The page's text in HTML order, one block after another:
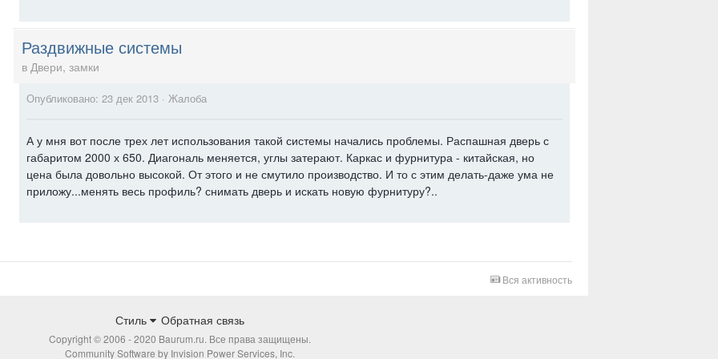
Раздвижные системы
в Двери, замки
Опубликовано: 23 дек 2013 · Жалоба
А у мня вот после трех лет использования такой системы начались проблемы. Распашная дверь с
габаритом 2000 х 650. Диагональ меняется, углы затерают. Каркас и фурнитура - китайская, но
цена была довольно высокой. От этого и не смутило производство. И то с этим делать-даже ума не
приложу...менять весь профиль? снимать дверь и искать новую фурнитуру?..
Вся активность
Стиль Обратная связь
Copyright © 2006 - 2020 Baurum.ru. Все права защищены.
Community Software by Invision Power Services, Inc.